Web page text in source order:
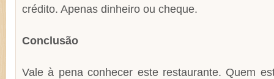
crédito. Apenas dinheiro ou cheque.
Conclusão
Vale à pena conhecer este restaurante. Quem